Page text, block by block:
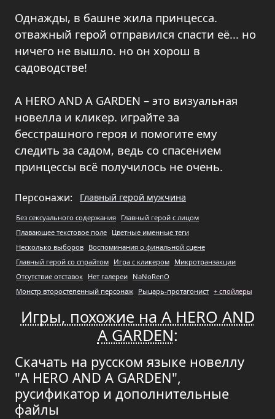
Однажды, в башне жила принцесса.
отважный герой отправился спасти её... но
ничего не вышло. но он хорош в
садоводстве!
A HERO AND A GARDEN – это визуальная
новелла и кликер. играйте за
бесстрашного героя и помогите ему
следить за садом, ведь со спасением
принцессы всё получилось не очень.
Персонажи: Главный герой мужчина
Без сексуального содержания Главный герой с лицом
Плавающее текстовое поле Цветные именные теги
Несколько выборов Воспоминания о финальной сцене
Главный герой со спрайтом Игра с кликером Микротранзакции
Отсутствие отставок Нет галереи NaNoRenO
Монстр второстепенный персонаж Рыцарь-протагонист + спойлеры
Игры, похожие на A HERO AND
A GARDEN:
Скачать на русском языке новеллу
"A HERO AND A GARDEN",
русификатор и дополнительные
файлы